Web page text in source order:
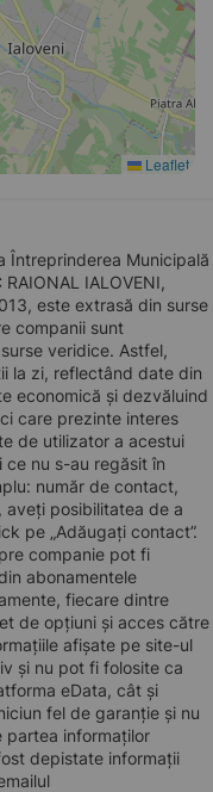
Leaflet
Întreprinderea Municipală
RAIONAL IALOVENI,
este extrasă din surse
companii sunt
veridice. Astfel,
la zi, reflectând date din
economică și dezvăluind
care prezinte interes
de utilizator a acestui
nu s-au regăsit în
număr de contact,
posibilitatea de a
pe „Adăugați contact”.
companie pot fi
abonamentele
fiecare dintre
de opțiuni și acces către
afișate pe site-ul
și nu pot fi folosite ca
eData, cât și
fel de garanție și nu
partea informaților
depistate informații